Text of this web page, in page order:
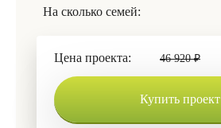
На сколько семей:
Цена проекта: 46 920 ₽
Купить проект